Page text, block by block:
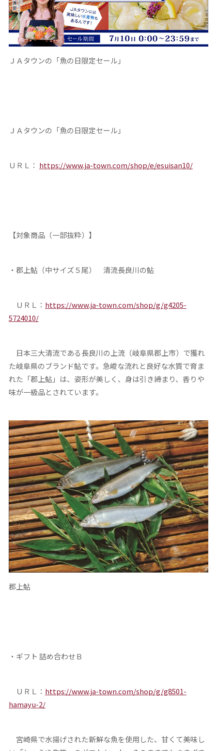
ＪＡタウンの「魚の日限定セール」
ＪＡタウンの「魚の日限定セール」
ＵＲＬ： https://www.ja-town.com/shop/e/esuisan10/
【対象商品（一部抜粋）】
・郡上鮎（中サイズ５尾） 清流長良川の鮎
ＵＲＬ： https://www.ja-town.com/shop/g/g4205-
5724010/
日本三大清流である長良川の上流（岐阜県郡上市）で獲れ
た岐阜県のブランド鮎です。急峻な流れと良好な水質で育ま
れた「郡上鮎」は、姿形が美しく、身は引き締まり、香りや
味が一級品とされています。
郡上鮎
・ギフト 詰め合わせＢ
ＵＲＬ： https://www.ja-town.com/shop/g/g8501-
hamayu-2/
宮崎県で水揚げされた新鮮な魚を使用した、甘くて美味し